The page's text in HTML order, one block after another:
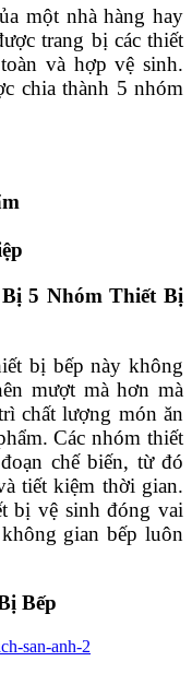
một nhà hàng hay
trang bị các thiết
và hợp vệ sinh.
chia thành 5 nhóm
5 Nhóm Thiết Bị
bị bếp này không
mượt mà hơn mà
chất lượng món ăn
Các nhóm thiết
chế biến, từ đó
tiết kiệm thời gian.
bị vệ sinh đóng vai
gian bếp luôn
Bếp